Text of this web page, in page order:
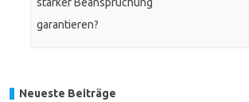
starker Beanspruchung
garantieren?
Neueste Beiträge